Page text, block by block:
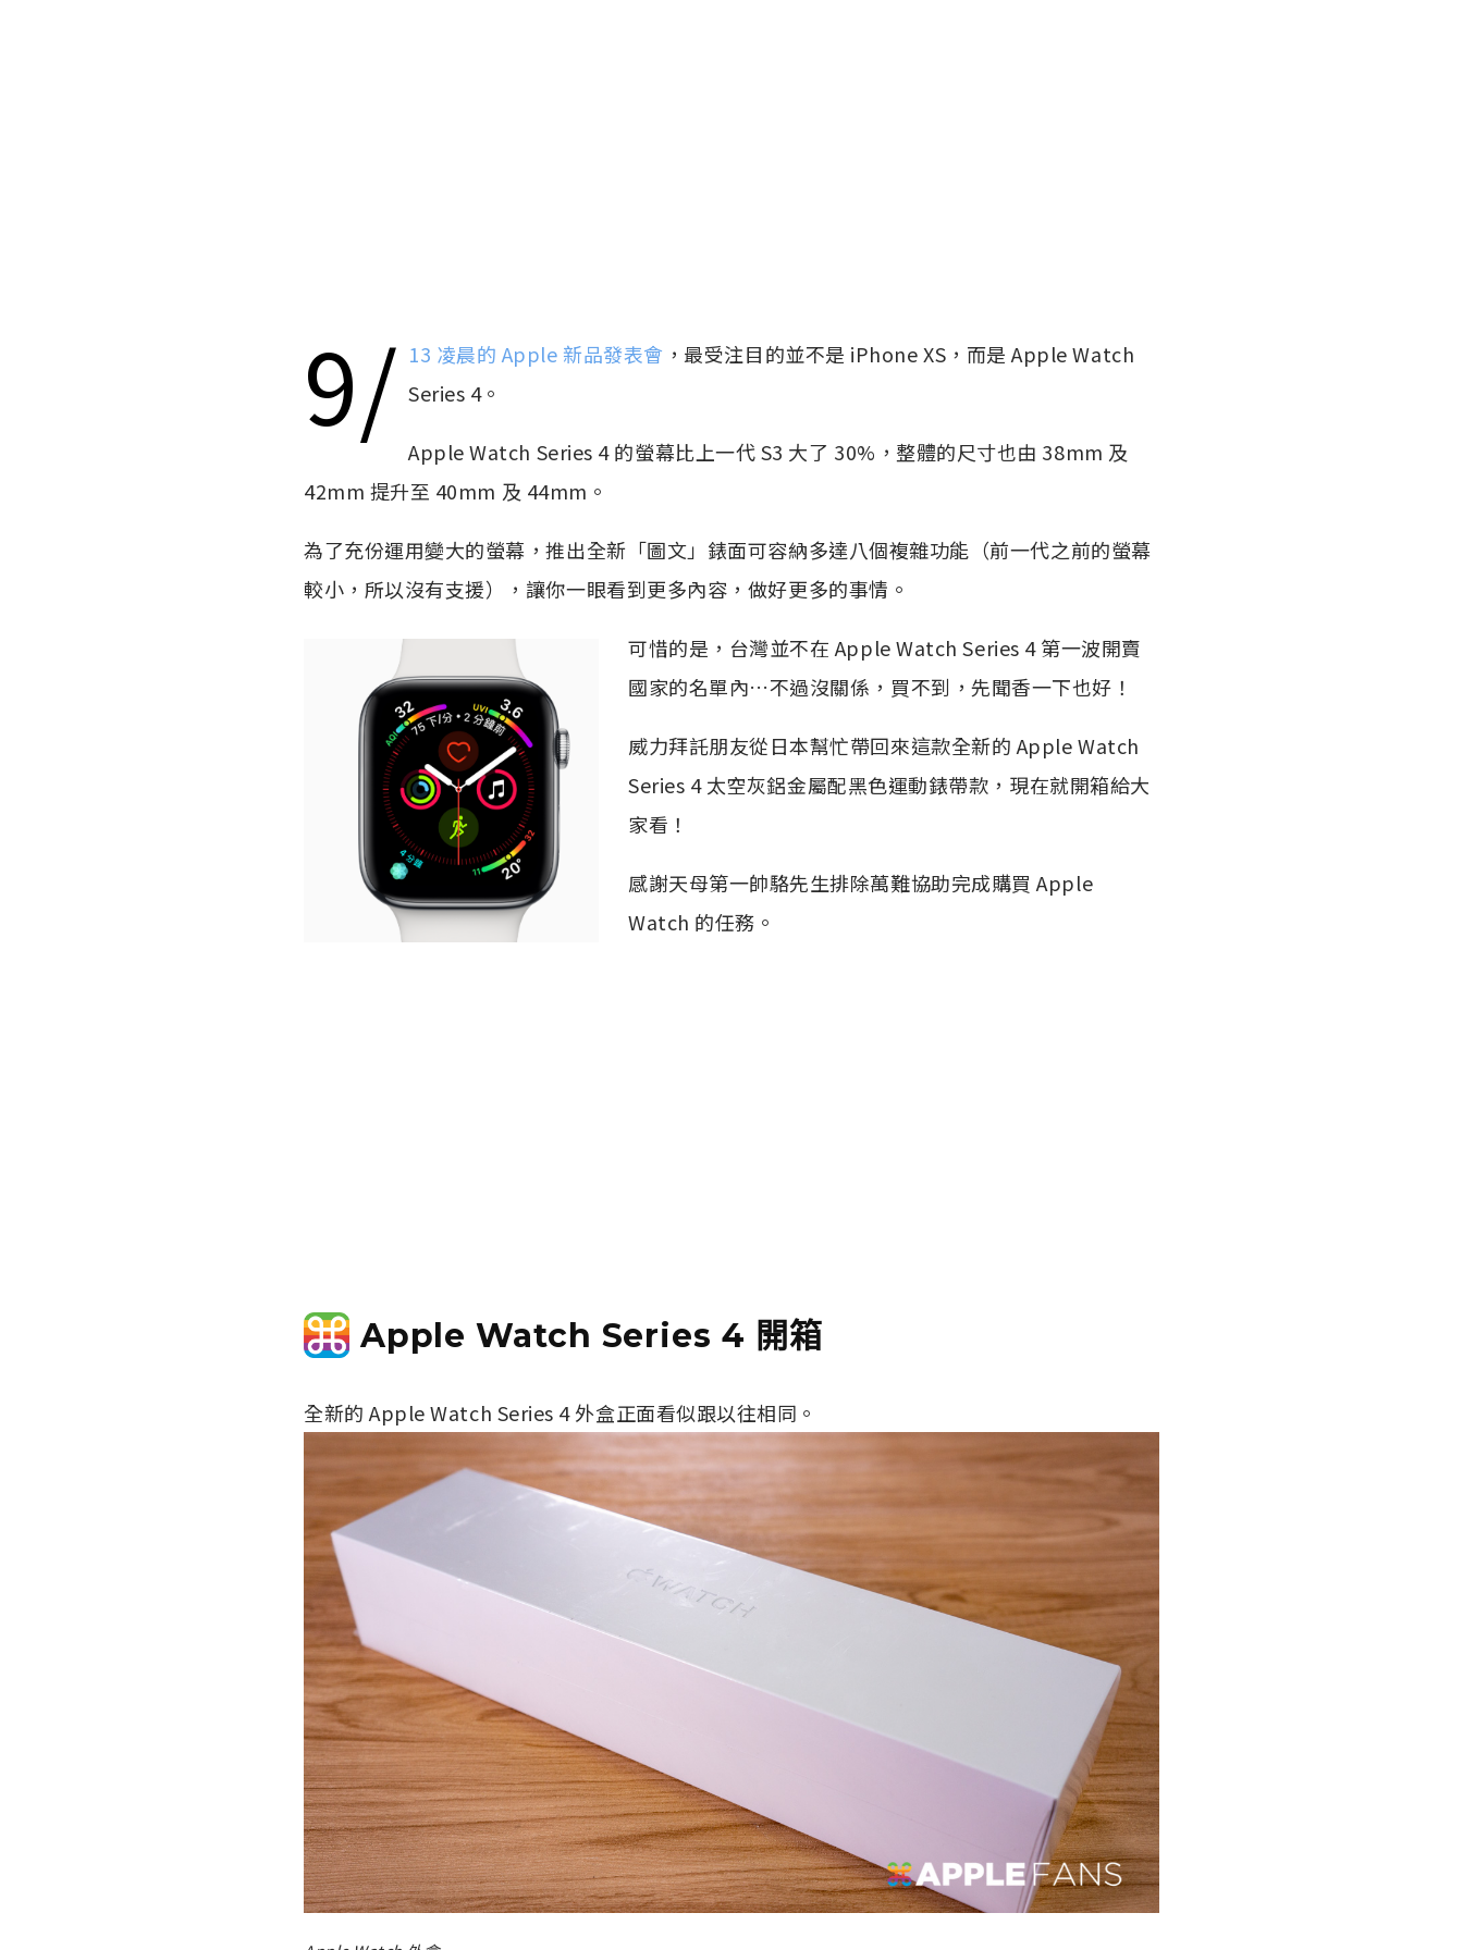
9/ 13 凌晨的 Apple 新品發表會 ，最受注目的並不是 iPhone XS，而是 Apple Watch
Series 4。
Apple Watch Series 4 的螢幕比上一代 S3 大了 30%，整體的尺寸也由 38mm 及
42mm 提升至 40mm 及 44mm。
為了充份運用變大的螢幕，推出全新「圖文」錶面可容納多達八個複雜功能（前一代之前的螢幕
較小，所以沒有支援），讓你一眼看到更多內容，做好更多的事情。
可惜的是，台灣並不在 Apple Watch Series 4 第一波開賣
國家的名單內…不過沒關係，買不到，先聞香一下也好！
威力拜託朋友從日本幫忙帶回來這款全新的 Apple Watch
Series 4 太空灰鋁金屬配黑色運動錶帶款，現在就開箱給大
家看！
感謝天母第一帥駱先生排除萬難協助完成購買 Apple
Watch 的任務。
Apple Watch Series 4 開箱
全新的 Apple Watch Series 4 外盒正面看似跟以往相同。